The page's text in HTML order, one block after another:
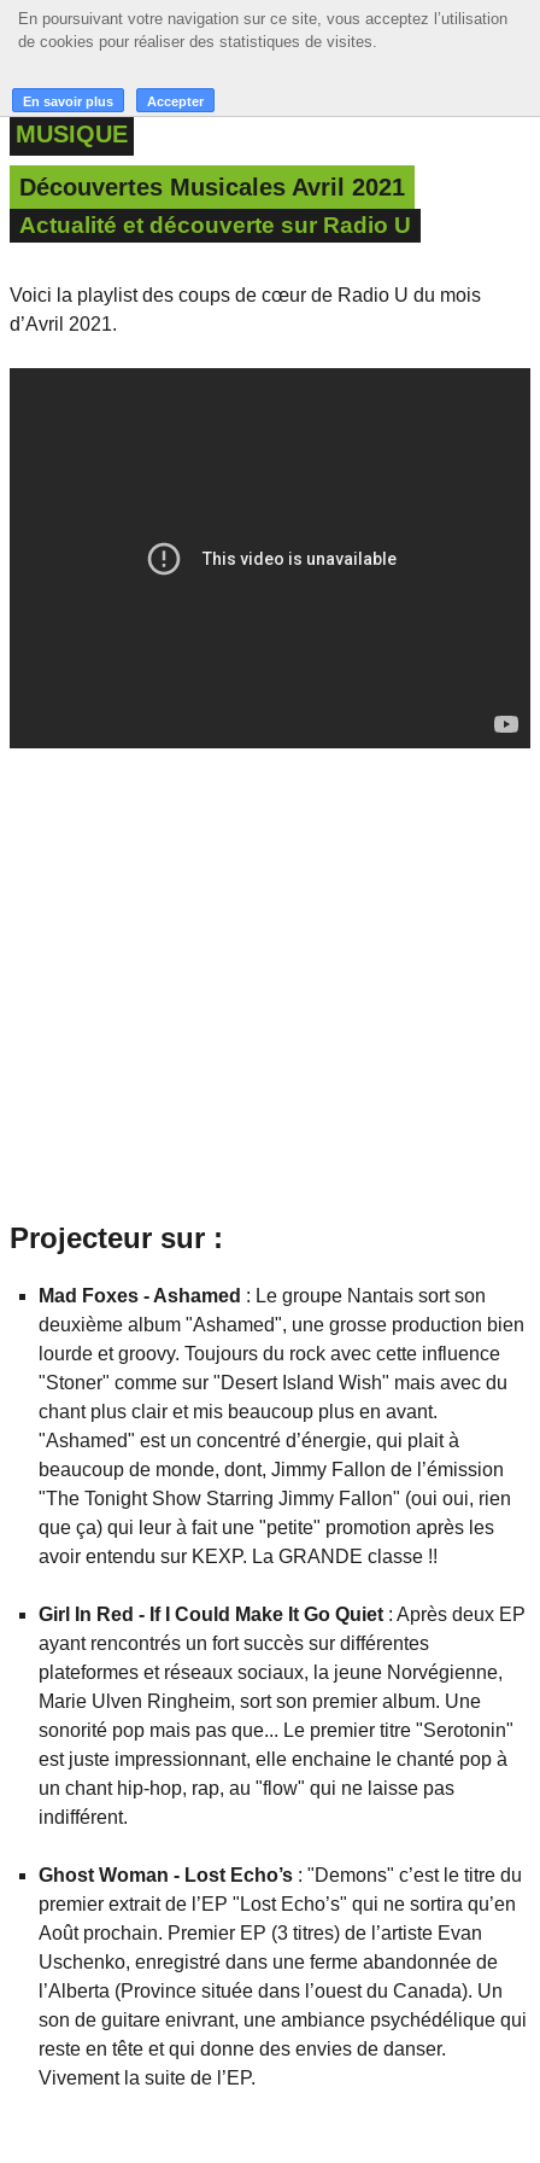
En poursuivant votre navigation sur ce site, vous acceptez l’utilisation
de cookies pour réaliser des statistiques de visites.
En savoir plus Accepter
En poursuivant votre navigation sur ce site, vous acceptez l’utilisation
de cookies pour réaliser des statistiques de visites.
En savoir plus Accepter
☰ MENU
ACCUEIL
A LA UNE
PODCASTS
GRILLE
MUSIQUE
MUSIQUE
Découvertes Musicales Avril 2021
Actualité et découverte sur Radio U
Voici la playlist des coups de cœur de Radio U du mois
d’Avril 2021.
Projecteur sur :
Mad Foxes - Ashamed : Le groupe Nantais sort son
deuxième album "Ashamed", une grosse production bien
lourde et groovy. Toujours du rock avec cette influence
"Stoner" comme sur "Desert Island Wish" mais avec du
chant plus clair et mis beaucoup plus en avant.
"Ashamed" est un concentré d’énergie, qui plait à
beaucoup de monde, dont, Jimmy Fallon de l’émission
"The Tonight Show Starring Jimmy Fallon" (oui oui, rien
que ça) qui leur à fait une "petite" promotion après les
avoir entendu sur KEXP. La GRANDE classe !!
Girl In Red - If I Could Make It Go Quiet : Après deux EP
ayant rencontrés un fort succès sur différentes
plateformes et réseaux sociaux, la jeune Norvégienne,
Marie Ulven Ringheim, sort son premier album. Une
sonorité pop mais pas que... Le premier titre "Serotonin"
est juste impressionnant, elle enchaine le chanté pop à
un chant hip-hop, rap, au "flow" qui ne laisse pas
indifférent.
Ghost Woman - Lost Echo’s : "Demons" c’est le titre du
premier extrait de l’EP "Lost Echo’s" qui ne sortira qu’en
Août prochain. Premier EP (3 titres) de l’artiste Evan
Uschenko, enregistré dans une ferme abandonnée de
l’Alberta (Province située dans l’ouest du Canada). Un
son de guitare enivrant, une ambiance psychédélique qui
reste en tête et qui donne des envies de danser.
Vivement la suite de l’EP.